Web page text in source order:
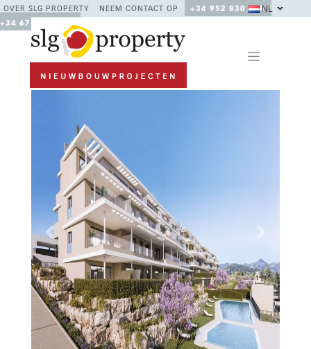
OVER SLG PROPERTY NEEM CONTACT OP
+34 952 830 378 /
+34 677 670 480
NL
Previous